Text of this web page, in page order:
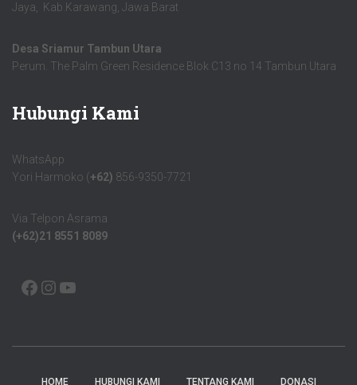
Jaya, Kab.Karawang, Jawa Barat
Desa Sriamur Tambun Utara
Perum. The Palm Green Residence Blok C13 no 14 Tambun Utara
Hubungi Kami
WhatsApp
Yori Harmoko (+62) 856-9350-7721
Via Telpon Asrama
(+62)21 8551 8089
HOME HUBUNGI KAMI TENTANG KAMI DONASI